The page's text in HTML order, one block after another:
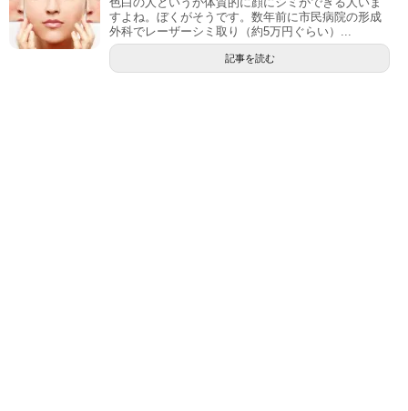
すよね。ぼくがそうです。数年前に市民病院の形成
外科でレーザーシミ取り（約5万円ぐらい）...
記事を読む